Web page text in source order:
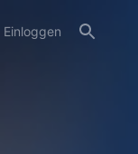
Einloggen